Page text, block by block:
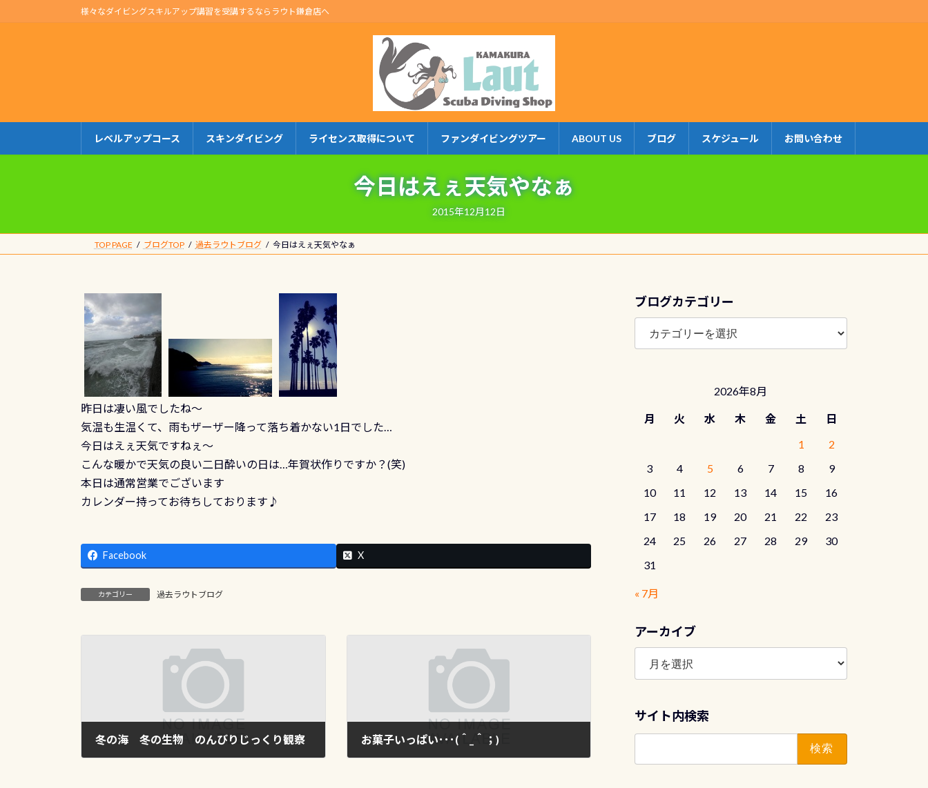
ン
キ
プ
ビ
に
動
様々なダイビングスキルアップ講習を受講するならラウト鎌倉店へ
レベルアップコース スキンダイビング ライセンス取得について ファンダイビングツアー ABOUT US ブログ スケジュール お問い合わせ
今日はえぇ天気やなぁ
2015年12月12日
TOP PAGE ブログTOP 過去ラウトブログ 今日はえぇ天気やなぁ
昨日は凄い風でしたね～
気温も生温くて、雨もザーザー降って落ち着かない1日でした…
今日はえぇ天気ですねぇ～
こんな暖かで天気の良い二日酔いの日は…年賀状作りですか？(笑)
本日は通常営業でございます
カレンダー持ってお待ちしております♪
Facebook X
カテゴリー 過去ラウトブログ
冬の海 冬の生物 のんびりじっくり観察 お菓子いっぱい･･･(＾_＾；)
ブログカテゴリー
ブ
グ
2026年8月
月 火 水 木 金 土
日
1
2
3
4 5 6 7 8
9
10
11 12 13 14 15
16
17
18 19 20 21 22
23
24
25 26 27 28 29
30
31
« 7月
アーカイブ
ア
カ
ブ
サイト内検索